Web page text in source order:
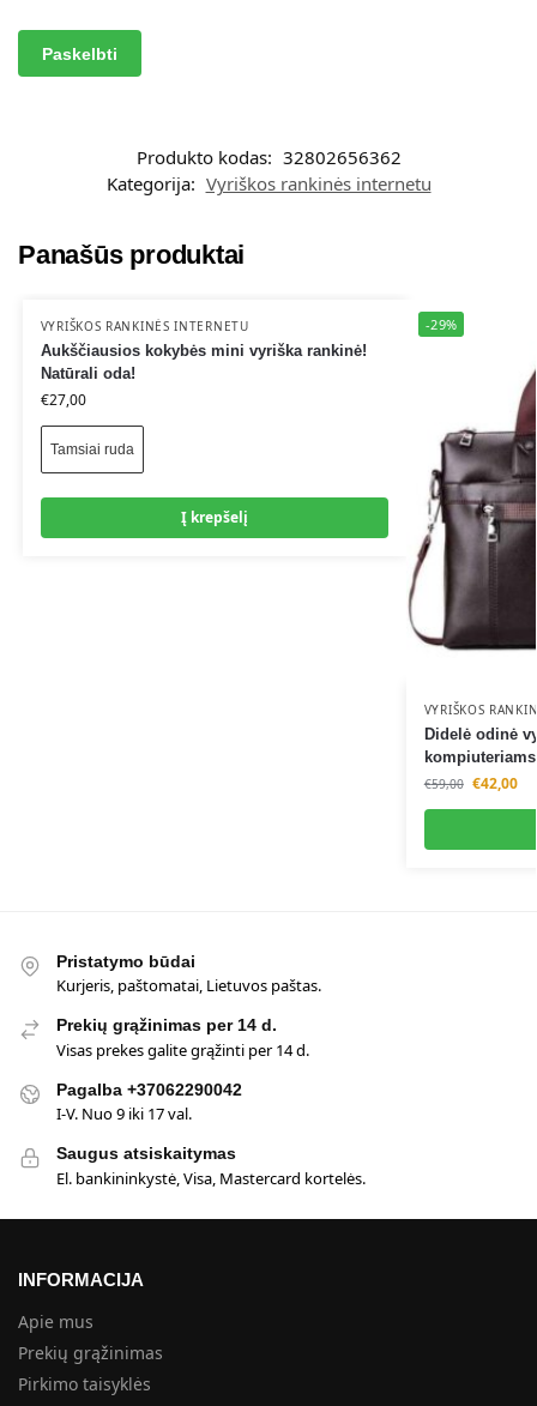
a
Produkto kodas: 32802656362
Kategorija: Vyriškos rankinės internetu
Panašūs produktai
VYRIŠKOS RANKINĖS INTERNETU
Aukščiausios kokybės mini vyriška rankinė!
Natūrali oda!
€27,00
Tamsiai ruda
A
Į krepšelį
-29%
VYRIŠKOS
Didelė odinė
kompiuteriams
€59,00 €42,00
Pristatymo būdai
Kurjeris, paštomatai, Lietuvos paštas.
Prekių grąžinimas per 14 d.
Visas prekes galite grąžinti per 14 d.
Pagalba +37062290042
I-V. Nuo 9 iki 17 val.
Saugus atsiskaitymas
El. bankininkystė, Visa, Mastercard kortelės.
INFORMACIJA
Apie mus
Prekių grąžinimas
Pirkimo taisyklės